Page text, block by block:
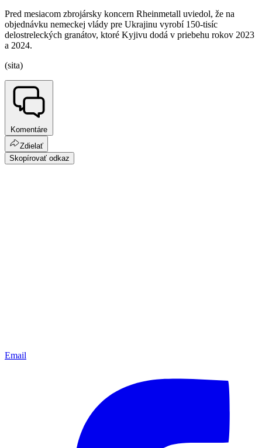
Pred mesiacom zbrojársky koncern Rheinmetall uviedol, že na
objednávku nemeckej vlády pre Ukrajinu vyrobí 150-tisíc
delostreleckých granátov, ktoré Kyjivu dodá v priebehu rokov 2023
a 2024.
(sita)
Komentáre
Zdielať
Skopírovať odkaz
Email